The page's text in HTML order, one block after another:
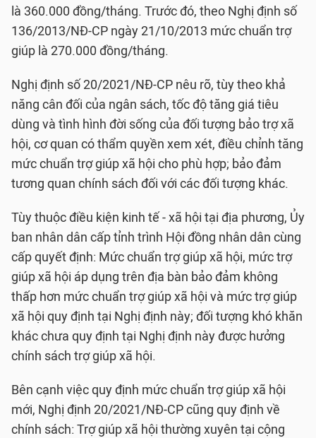
là 360.000 đồng/tháng. Trước đó, theo Nghị định số
136/2013/NĐ-CP ngày 21/10/2013 mức chuẩn trợ
giúp là 270.000 đồng/tháng.
Nghị định số 20/2021/NĐ-CP nêu rõ, tùy theo khả
năng cân đối của ngân sách, tốc độ tăng giá tiêu
dùng và tình hình đời sống của đối tượng bảo trợ xã
hội, cơ quan có thẩm quyền xem xét, điều chỉnh tăng
mức chuẩn trợ giúp xã hội cho phù hợp; bảo đảm
tương quan chính sách đối với các đối tượng khác.
Tùy thuộc điều kiện kinh tế - xã hội tại địa phương, Ủy
ban nhân dân cấp tỉnh trình Hội đồng nhân dân cùng
cấp quyết định: Mức chuẩn trợ giúp xã hội, mức trợ
giúp xã hội áp dụng trên địa bàn bảo đảm không
thấp hơn mức chuẩn trợ giúp xã hội và mức trợ giúp
xã hội quy định tại Nghị định này; đối tượng khó khăn
khác chưa quy định tại Nghị định này được hưởng
chính sách trợ giúp xã hội.
Bên cạnh việc quy định mức chuẩn trợ giúp xã hội
mới, Nghị định 20/2021/NĐ-CP cũng quy định về
chính sách: Trợ giúp xã hội thường xuyên tại cộng